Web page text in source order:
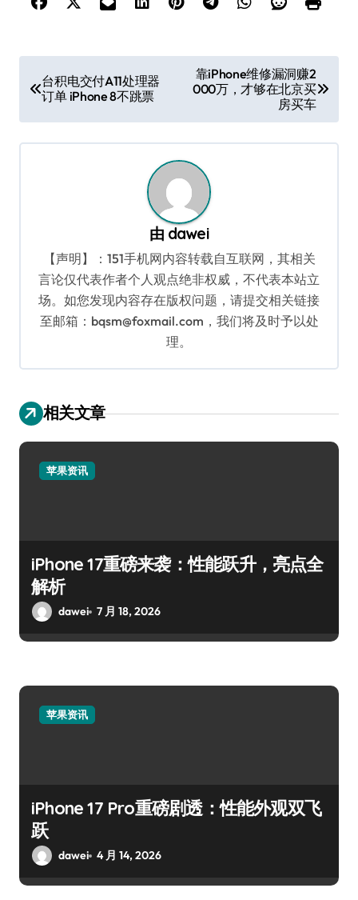
章
导
航
台积电交付A11处理器
订单 iPhone 8不跳票
靠iPhone维修漏洞赚2
000万，才够在北京买
房买车
由 dawei
【声明】：151手机网内容转载自互联网，其相关
言论仅代表作者个人观点绝非权威，不代表本站立
场。如您发现内容存在版权问题，请提交相关链接
至邮箱：bqsm@foxmail.com，我们将及时予以处
理。
相关文章
苹果资讯
iPhone 17重磅来袭：性能跃升，亮点全
解析
dawei 7 月 18, 2026
苹果资讯
iPhone 17 Pro重磅剧透：性能外观双飞
跃
dawei 4 月 14, 2026